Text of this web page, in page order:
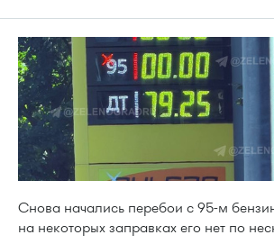
Снова начались перебои с 95-м
на некоторых заправках его нет по